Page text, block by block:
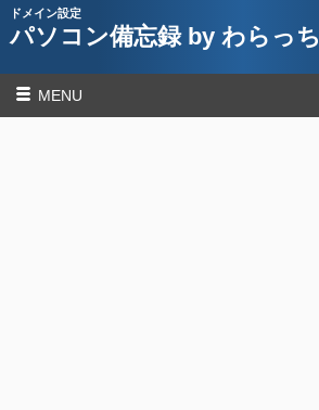
ドメイン設定
パソコン備忘録 by わらっち
MENU